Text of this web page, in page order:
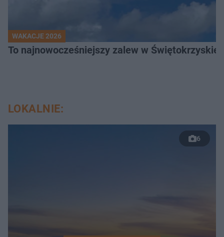
WAKACJE 2026
To najnowocześniejszy zalew w
LOKALNIE:
6